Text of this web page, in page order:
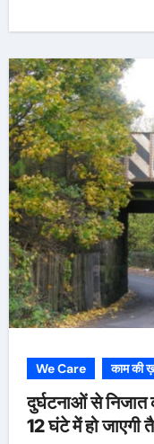
We Care काम की
दुर्घटनाओं से निजात
12 घंटे में हो जाएगी